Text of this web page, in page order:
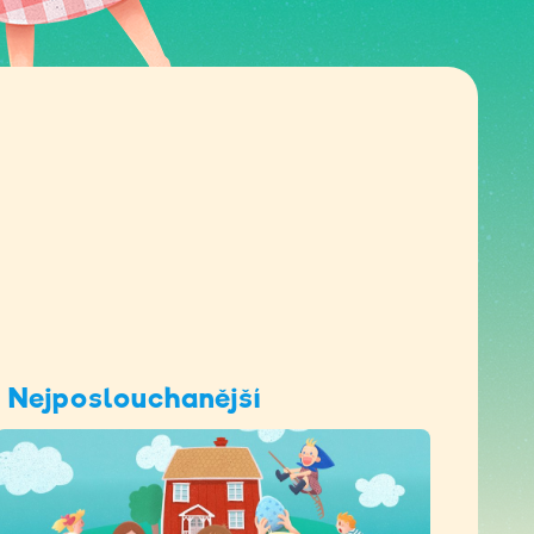
Nejposlouchanější